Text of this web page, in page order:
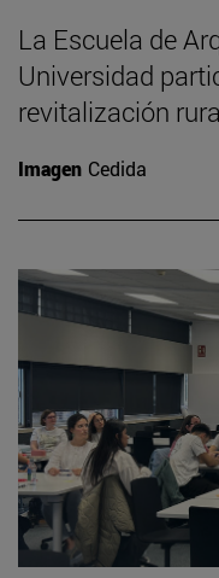
La Escuela de
Universidad
revitalización
Imagen Cedida